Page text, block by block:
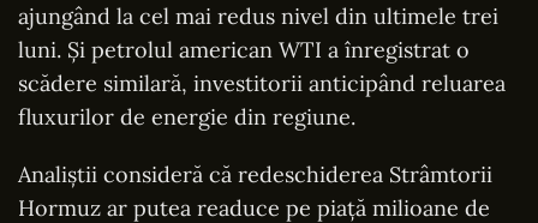
ajungând la cel mai redus nivel din ultimele trei
luni. Și petrolul american WTI a înregistrat o
scădere similară, investitorii anticipând reluarea
fluxurilor de energie din regiune.
Analiștii consideră că redeschiderea Strâmtorii
Hormuz ar putea readuce pe piață milioane de